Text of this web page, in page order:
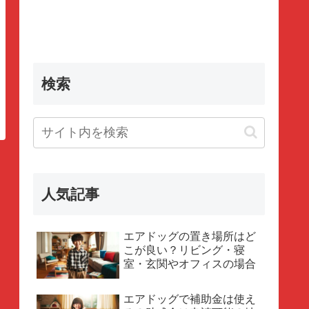
検索
人気記事
エアドッグの置き場所はど
こが良い？リビング・寝
室・玄関やオフィスの場合
エアドッグで補助金は使え